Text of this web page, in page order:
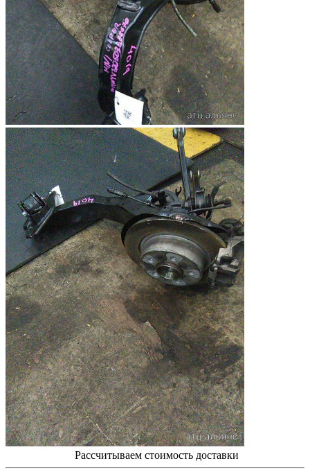
Рассчитываем стоимость доставки